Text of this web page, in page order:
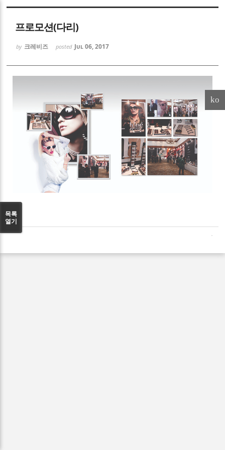
프로모션(다리)
by 크레비즈 posted Jul 06, 2017
목록
열기
ko
Sketchbook5, 스케치북5
Sketchbook5, 스케치북5